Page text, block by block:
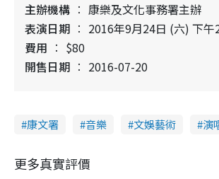
主辦機構
康樂及文化事務署主辦
表演日期
2016年9月24日 (六) 下午
費用
$80
開售日期
2016-07-20
康文署 音樂 文娛藝術 演
更多真實評價